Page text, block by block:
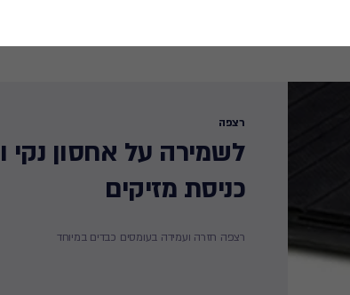
רצפה
לשמירה על אחסון נקי
כניסת מזיקים ​
רצפה חזרה ועמידה בעומסים כבדים במיוחד​